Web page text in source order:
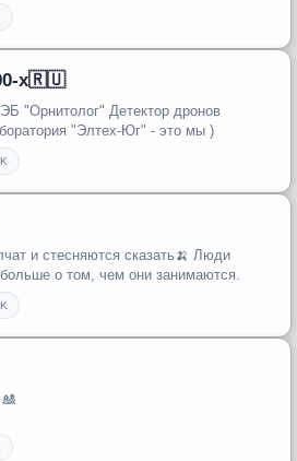
зд...
х🇷🇺
"Орнитолог" Детектор дронов
"Элтех-Юг" - это мы )
и стесняются сказать🍌 Люди
о том, чем они занимаются.